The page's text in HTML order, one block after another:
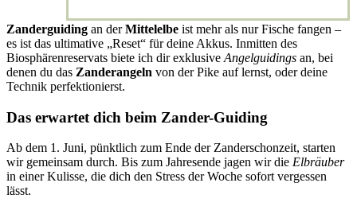
Zanderguiding an derMittelelbe ist mehr als nur Fische fangen –
es ist das ultimative „Reset“ für deine Akkus. Inmitten des
Biosphärenreservats biete ich dir exklusive Angelguidings an, bei
denen du das Zanderangeln von der Pike auf lernst, oder deine
Technik perfektionierst.
Das erwartet dich beim Zander-Guiding
Ab dem 1. Juni, pünktlich zum Ende der Zanderschonzeit, starten
wir gemeinsam durch. Bis zum Jahresende jagen wir die Elbräuber
in einer Kulisse, die dich den Stress der Woche sofort vergessen
lässt.